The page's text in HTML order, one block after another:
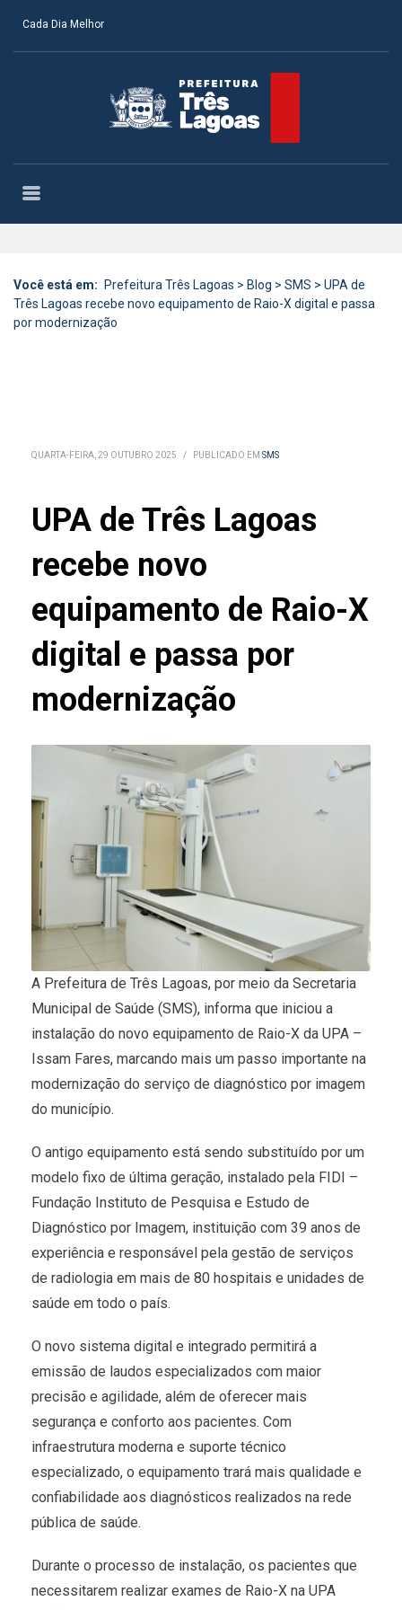
Cada Dia Melhor
Você está em: Prefeitura Três Lagoas > Blog > SMS > UPA de
Três Lagoas recebe novo equipamento de Raio-X digital e passa
por modernização
QUARTA-FEIRA, 29 OUTUBRO 2025 / PUBLICADO EM SMS
UPA de Três Lagoas
recebe novo
equipamento de Raio-X
digital e passa por
modernização
A Prefeitura de Três Lagoas, por meio da Secretaria
Municipal de Saúde (SMS), informa que iniciou a
instalação do novo equipamento de Raio-X da UPA –
Issam Fares, marcando mais um passo importante na
modernização do serviço de diagnóstico por imagem
do município.
O antigo equipamento está sendo substituído por um
modelo fixo de última geração, instalado pela FIDI –
Fundação Instituto de Pesquisa e Estudo de
Diagnóstico por Imagem, instituição com 39 anos de
experiência e responsável pela gestão de serviços
de radiologia em mais de 80 hospitais e unidades de
saúde em todo o país.
O novo sistema digital e integrado permitirá a
emissão de laudos especializados com maior
precisão e agilidade, além de oferecer mais
segurança e conforto aos pacientes. Com
infraestrutura moderna e suporte técnico
especializado, o equipamento trará mais qualidade e
confiabilidade aos diagnósticos realizados na rede
pública de saúde.
Durante o processo de instalação, os pacientes que
necessitarem realizar exames de Raio-X na UPA